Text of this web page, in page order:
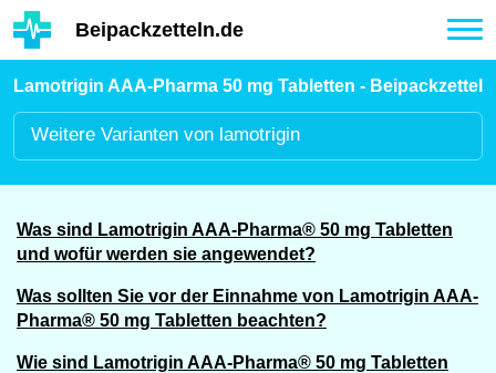
Hauptinhalt
Beipackzetteln.de
Lamotrigin AAA-Pharma 50 mg Tabletten - Beipackzettel
Weitere Varianten von lamotrigin
Was sind Lamotrigin AAA-Pharma® 50 mg Tabletten
und wofür werden sie angewendet?
Was sollten Sie vor der Einnahme von Lamotrigin AAA-
Pharma® 50 mg Tabletten beachten?
Wie sind Lamotrigin AAA-Pharma® 50 mg Tabletten